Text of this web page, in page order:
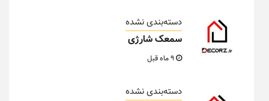
دسته‌بندی نشده
سمعک شارژی
دسته‌بندی نشده